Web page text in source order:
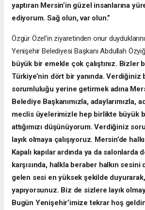
yaptıran Mersin’in güzel insanlarına
ediyorum. Sağ olun, var olun.”
Özgür Özel’in ziyaretinden onur
Yenişehir Belediyesi Başkanı Abdullah
büyük bir emekle çok çalıştınız. Bizler
Türkiye’nin dört bir yanında. Verdiğiniz
sorumluluğu yerine getirmek adına
Belediye Başkanımızla, adaylarımızla,
meclis üyelerimizle hep birlikte büyük
attığımızı düşünüyorum. Verdiğiniz
layık olmaya çalışıyoruz. Mersin’de
Kapalı kapılar ardında ya da salonlarda
karşısında, halkla beraber halkın
gelen sesi en yüksek şekilde
yapıyorsunuz. Biz de sizlere layık
Bugün Yenişehir’imize tekrar hoş